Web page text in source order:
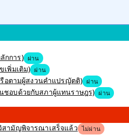
กการ) ผ่าน
พิ่มเติม) ผ่าน
อตามผู้สงวนคำแปรญัตติ) ผ่าน
ชอบด้วยกับสภาผู้แทนราษฎร) ผ่าน
ามัญพิจารณาเสร็จแล้ว ไม่ผ่าน